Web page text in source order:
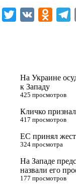
a
s
n
k
m
На Украине
к Западу
425 просмотров
Кличко
417 просмотров
ЕС принял
324 просмотра
На Западе
назвали его
177 просмотров